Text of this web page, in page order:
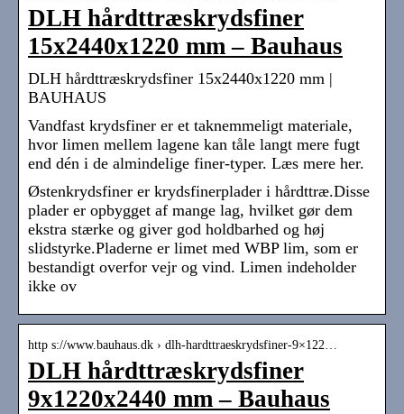
DLH hårdttræskrydsfiner
15x2440x1220 mm – Bauhaus
DLH hårdttræskrydsfiner 15x2440x1220 mm |
BAUHAUS
Vandfast krydsfiner er et taknemmeligt materiale,
hvor limen mellem lagene kan tåle langt mere fugt
end dén i de almindelige finer-typer. Læs mere her.
Østenkrydsfiner er krydsfinerplader i hårdttræ.Disse
plader er opbygget af mange lag, hvilket gør dem
ekstra stærke og giver god holdbarhed og høj
slidstyrke.Pladerne er limet med WBP lim, som er
bestandigt overfor vejr og vind. Limen indeholder
ikke ov
http s://www.bauhaus.dk › dlh-hardttraeskrydsfiner-9×122…
DLH hårdttræskrydsfiner
9x1220x2440 mm – Bauhaus